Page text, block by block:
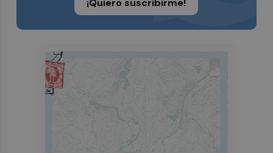
¡Quiero suscribirme!